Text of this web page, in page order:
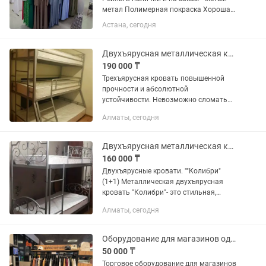
метал Полимерная покраска Хорошая
цена
Астана, сегодня
Двухъярусная металлическая кровать (трехъярусная). Доставка. Рассрочка.
190 000 ₸
Трехъярусная кровать повышенной
прочности и абсолютной
устойчивости. Невозможно сломать
проверена весом в пятьсот килограмм.
человек....
Алматы, сегодня
Двухъярусная металлическая кровать. Разбирается на две. Доставка. Рассрочка
160 000 ₸
Двухъярусные кровати. ""Колибри"
(1+1) Металлическая двухъярусная
кровать "Колибри"- это стильная,
для детей и подростков и взрослых.
Алматы, сегодня
Оборудование для магазинов одежды рейлы стойки вешалка
50 000 ₸
Торговое оборудование для магазинов